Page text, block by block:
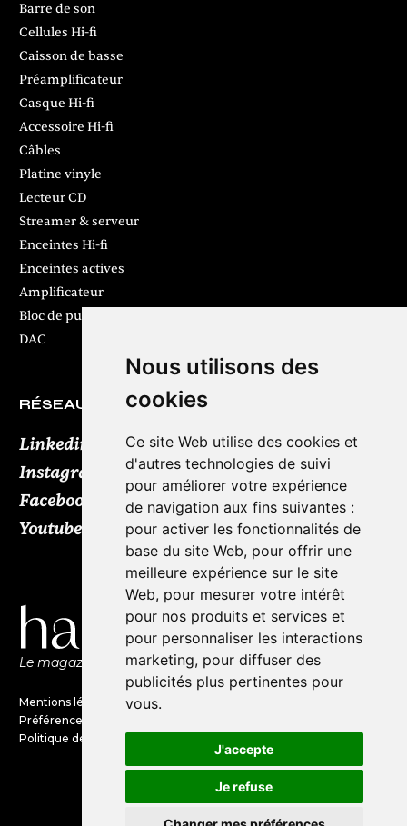
Nous utilisons des
cookies
Ce site Web utilise des cookies et
d'autres technologies de suivi
pour améliorer votre expérience
de navigation aux fins suivantes :
pour activer les fonctionnalités de
base du site Web, pour offrir une
meilleure expérience sur le site
Web, pour mesurer votre intérêt
pour nos produits et services et
pour personnaliser les interactions
marketing, pour diffuser des
publicités plus pertinentes pour
vous.
J'accepte
Je refuse
Barre de son
Cellules Hi-fi
Caisson de basse
Préamplificateur
Casque Hi-fi
Accessoire Hi-fi
Câbles
Platine vinyle
Lecteur CD
Streamer & serveur
Enceintes Hi-fi
Enceintes actives
Amplificateur
Bloc de puissance
DAC
RÉSEAUX SOCIAUX
Linkedin
Instagram
Facebook
Youtube TikTok
Le magazine de l'audio d'exception par HL Média
Mentions légales
Préférences en matières de cookies
Politique de confidentialité
©Haute Fidélité est une marque